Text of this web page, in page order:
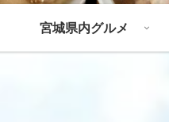
宮城県内グルメ